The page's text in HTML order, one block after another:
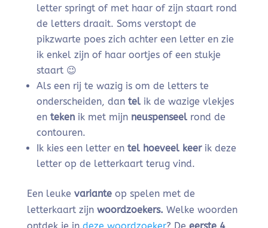
letter springt of met haar of zijn staart rond
de letters draait. Soms verstopt de
pikzwarte poes zich achter een letter en zie
ik enkel zijn of haar oortjes of een stukje
staart 😉
Als een rij te wazig is om de letters te
onderscheiden, dan telik de wazige vlekjes
entekenik met mijn neuspenseel rond de
contouren.
Ik kies een letter entel hoeveel keerik deze
letter op de letterkaart terug vind.
Een leuke varianteop spelen met de
letterkaart zijn woordzoekers. Welke woorden
ontdek je in deze woordzoeker? De eerste 4